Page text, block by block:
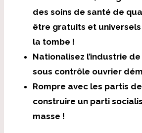
des soins de santé de
être gratuits et
la tombe !
Nationalisez l’industrie
sous contrôle ouvrier
Rompre avec les partis
construire un parti
masse !